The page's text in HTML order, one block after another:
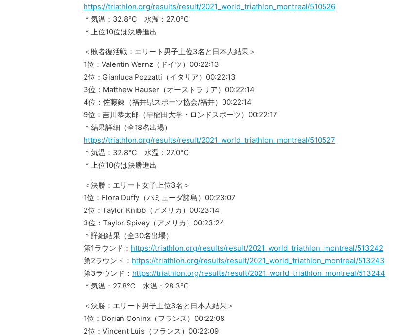
https://triathlon.org/results/result/2021_world_triathlon_montreal/510526
＊気温：32.8℃ 水温：27.0℃
＊上位10位は決勝進出
＜敗者復活戦：エリート男子上位3名と日本人結果＞
1位：Valentin Wernz（ドイツ）00:22:13
2位：Gianluca Pozzatti（イタリア）00:22:13
3位：Matthew Hauser（オーストラリア）00:22:14
4位：佐藤錬（福井県スポーツ協会/福井）00:22:14
9位：吉川恭太郎（早稲田大学・ロンドスポーツ）00:22:17
＊結果詳細（全18名出場）
https://triathlon.org/results/result/2021_world_triathlon_montreal/510527
＊気温：32.8℃ 水温：27.0℃
＊上位10位は決勝進出
＜決勝：エリート女子上位3名＞
1位：Flora Duffy（バミューダ諸島）00:23:07
2位：Taylor Knibb（アメリカ）00:23:14
3位：Taylor Spivey（アメリカ）00:23:24
＊詳細結果（全30名出場）
第1ラウンド： https://triathlon.org/results/result/2021_world_triathlon_montreal/513242
第2ラウンド： https://triathlon.org/results/result/2021_world_triathlon_montreal/513243
第3ラウンド： https://triathlon.org/results/result/2021_world_triathlon_montreal/513244
＊気温：27.8℃ 水温：28.3℃
＜決勝：エリート男子上位3名と日本人結果＞
1位：Dorian Coninx（フランス）00:22:08
2位：Vincent Luis（フランス）00:22:09